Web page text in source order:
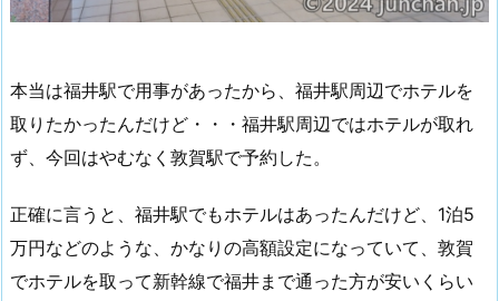
本当は福井駅で用事があったから、福井駅周辺でホテルを
取りたかったんだけど・・・福井駅周辺ではホテルが取れ
ず、今回はやむなく敦賀駅で予約した。
正確に言うと、福井駅でもホテルはあったんだけど、1泊5
万円などのような、かなりの高額設定になっていて、敦賀
でホテルを取って新幹線で福井まで通った方が安いくらい